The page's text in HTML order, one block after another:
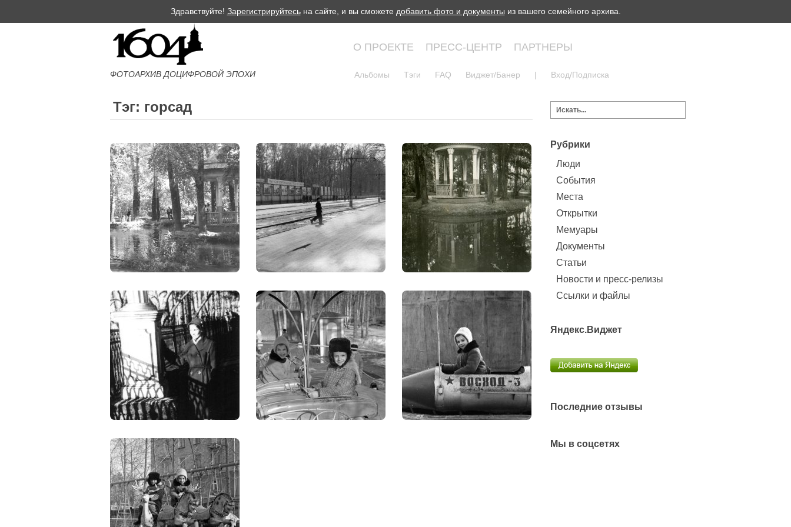
Здравствуйте! Зарегистрируйтесьна сайте, и вы сможете добавить фото и документы из вашего семейного архива.
ФОТОАРХИВ ДОЦИФРОВОЙ ЭПОХИ
О ПРОЕКТЕ ПРЕСС-ЦЕНТР ПАРТНЕРЫ
Альбомы Тэги FAQ Виджет/Банер | Вход/Подписка
Тэг: горсад
Рубрики
Люди
События
Места
Открытки
Мемуары
Документы
Статьи
Новости и пресс-релизы
Ссылки и файлы
Яндекс.Виджет
Последние отзывы
Мы в соцсетях